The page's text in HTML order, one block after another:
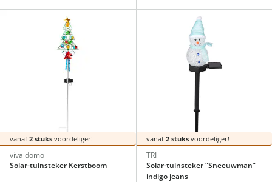
vanaf 2 stuks voordeliger!
viva domo
Solar-tuinsteker Kerstboom
vanaf 2 stuksvoordeliger!
TRI
Solar-tuinsteker “Sneeuwman”
indigo jeans